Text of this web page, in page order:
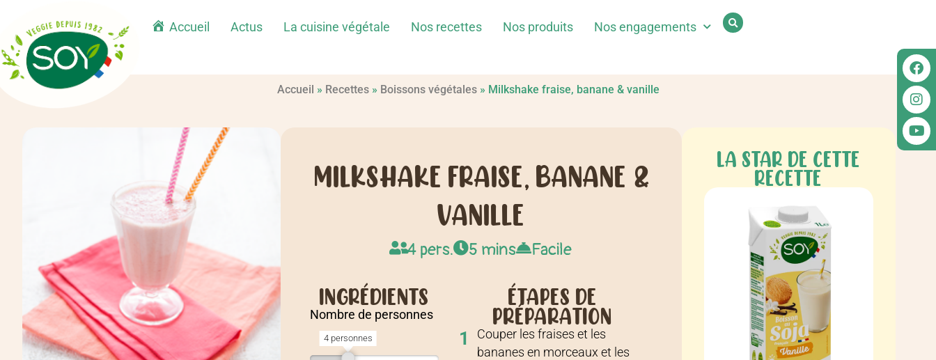
Accueil Actus La cuisine végétale Nos recettes Nos produits Nos engagements
Accueil » Recettes» Boissons végétales» Milkshake fraise, banane & vanille
MILKSHAKE FRAISE, BANANE &
VANILLE
4 pers. 5 mins Facile
INGRÉDIENTS
Nombre de personnes
4 personnes
ÉTAPES DE
PRÉPARATION
1
Couper les fraises et les
bananes en morceaux et les
LA STAR DE CETTE
RECETTE